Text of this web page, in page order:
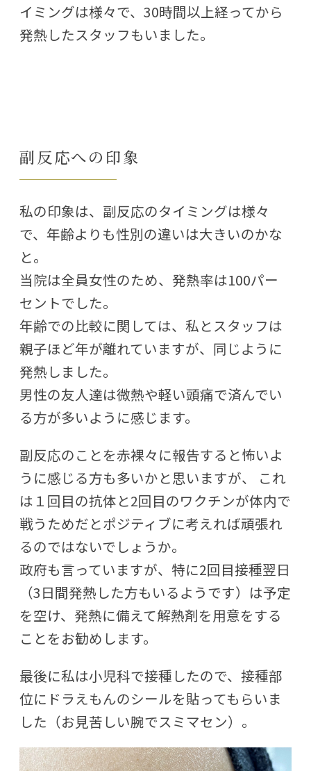
イミングは様々で、30時間以上経ってから
発熱したスタッフもいました。
副反応への印象
私の印象は、副反応のタイミングは様々
で、年齢よりも性別の違いは大きいのかな
と。
当院は全員女性のため、発熱率は100パー
セントでした。
年齢での比較に関しては、私とスタッフは
親子ほど年が離れていますが、同じように
発熱しました。
男性の友人達は微熱や軽い頭痛で済んでい
る方が多いように感じます。
副反応のことを赤裸々に報告すると怖いよ
うに感じる方も多いかと思いますが、 これ
は１回目の抗体と2回目のワクチンが体内で
戦うためだとポジティブに考えれば頑張れ
るのではないでしょうか。
政府も言っていますが、特に2回目接種翌日
（3日間発熱した方もいるようです）は予定
を空け、発熱に備えて解熱剤を用意をする
ことをお勧めします。
最後に私は小児科で接種したので、接種部
位にドラえもんのシールを貼ってもらいま
した（お見苦しい腕でスミマセン）。